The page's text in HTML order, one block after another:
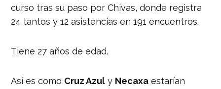
curso tras su paso por Chivas, donde registra
24 tantos y 12 asistencias en 191 encuentros.
Tiene 27 años de edad.
Así es como Cruz Azul y Necaxa estarían